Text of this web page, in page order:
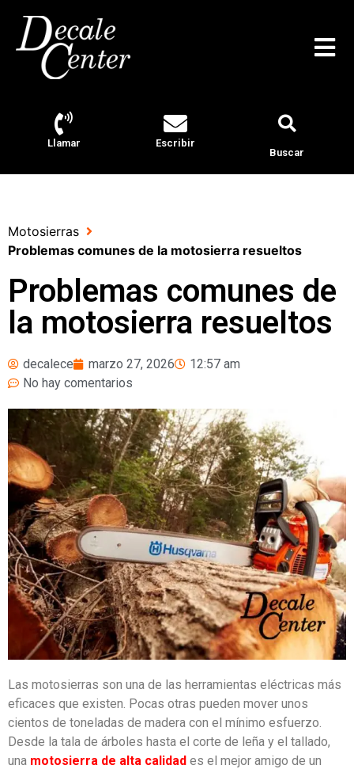
Llamar
Escribir
Buscar
Motosierras
Problemas comunes de la motosierra resueltos
Problemas comunes de
la motosierra resueltos
decalece marzo 27, 2026
12:57 am
No hay comentarios
Las motosierras son una de las herramientas eléctricas más
eficaces que existen. Pocas otras pueden mover unos
cientos de toneladas de madera con el mínimo esfuerzo.
Desde la tala de árboles hasta el corte de leña y el tallado,
una motosierra de alta calidad es el mejor amigo de un